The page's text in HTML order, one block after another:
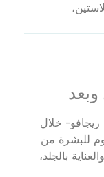
ريجافو- خلال
للبشرة من
بالجلد،